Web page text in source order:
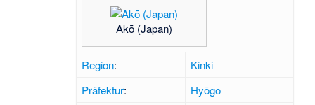
Akō (Japan)
Region:
Kinki
Präfektur: Hyōgo